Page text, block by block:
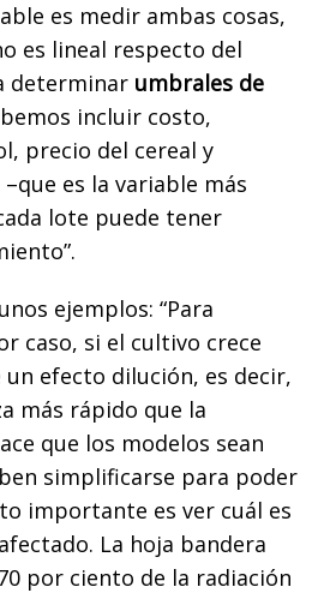
es medir ambas cosas,
es lineal respecto del
determinar umbrales de
incluir costo,
precio del cereal y
es la variable más
lote puede tener
ejemplos: “Para
caso, si el cultivo crece
efecto dilución, es decir,
más rápido que la
que los modelos sean
simplificarse para poder
importante es ver cuál es
La hoja bandera
por ciento de la radiación